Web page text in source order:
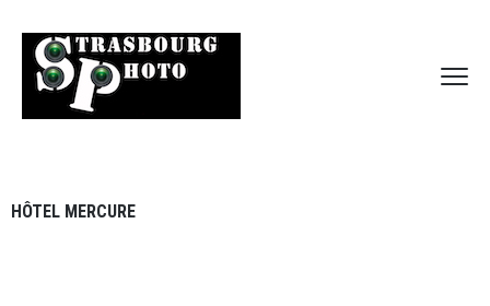
HÔTEL MERCURE